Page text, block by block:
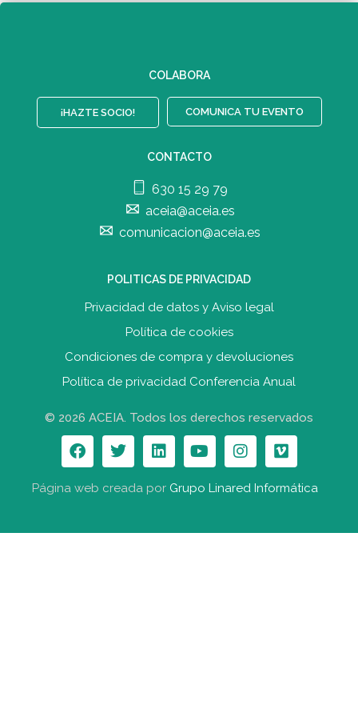
COLABORA
¡HAZTE SOCIO! COMUNICA TU EVENTO
CONTACTO
630 15 29 79
aceia@aceia.es
comunicacion@aceia.es
POLITICAS DE PRIVACIDAD
Privacidad de datos y Aviso legal
Política de cookies
Condiciones de compra y devoluciones
Política de privacidad Conferencia Anual
© 2026 ACEIA. Todos los derechos reservados
Página web creada por Grupo Linared Informática